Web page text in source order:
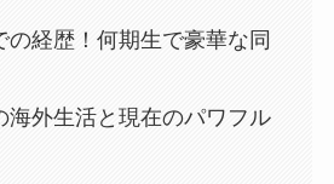
の経歴！何期生で豪華な同
海外生活と現在のパワフル